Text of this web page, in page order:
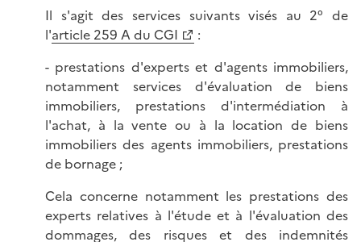
Il s'agit des services suivants visés au 2° de
l'article 259 A du CGI
:
- prestations d'experts et d'agents immobiliers,
notamment services d'évaluation de biens
immobiliers, prestations d'intermédiation à
l'achat, à la vente ou à la location de biens
immobiliers des agents immobiliers, prestations
de bornage ;
Cela concerne notamment les prestations des
experts relatives à l'étude et à l'évaluation des
dommages, des risques et des indemnités